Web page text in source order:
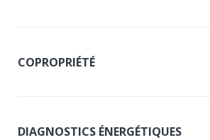
COPROPRIÉTÉ
DIAGNOSTICS ÉNERGÉTIQUES